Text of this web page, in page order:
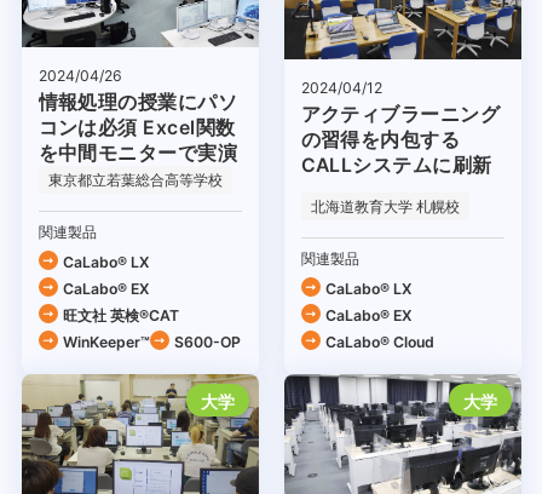
2024/04/26
情報処理の授業にパソ
コンは必須 Excel関数
を中間モニターで実演
東京都立若葉総合高等学校
関連製品
CaLabo® LX
CaLabo® EX
旺文社 英検®CAT
WinKeeper™
S600-OP
2024/04/12
アクティブラーニング
の習得を内包する
CALLシステムに刷新
北海道教育大学 札幌校
関連製品
CaLabo® LX
CaLabo® EX
CaLabo®︎ Cloud
大学 大学